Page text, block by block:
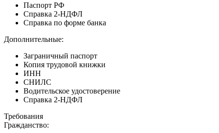
Паспорт РФ
Справка 2-НДФЛ
Справка по форме банка
Дополнительные:
Заграничный паспорт
Копия трудовой книжки
ИНН
СНИЛС
Водительское удостоверение
Справка 2-НДФЛ
Требования
Гражданство: